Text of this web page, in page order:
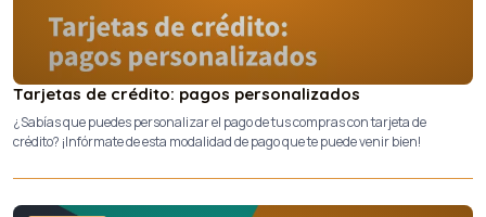
Tarjetas de crédito: pagos personalizados
¿Sabías que puedes personalizar el pago de tus compras con tarjeta de
crédito? ¡Infórmate de esta modalidad de pago que te puede venir bien!